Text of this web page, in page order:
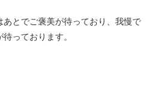
あとでご褒美が待っており、我慢で
っております。